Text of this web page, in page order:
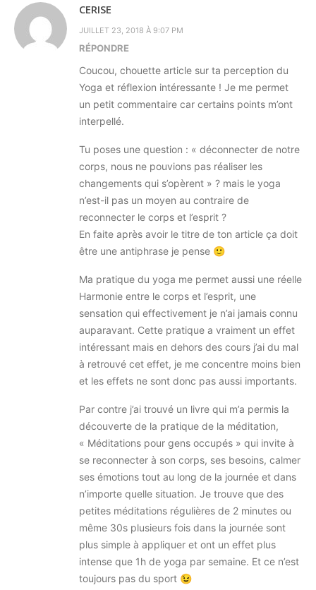
CERISE
JUILLET 23, 2018 À 9:07 PM
RÉPONDRE
Coucou, chouette article sur ta perception du
Yoga et réflexion intéressante ! Je me permet
un petit commentaire car certains points m’ont
interpellé.
Tu poses une question : « déconnecter de notre
corps, nous ne pouvions pas réaliser les
changements qui s’opèrent » ? mais le yoga
n’est-il pas un moyen au contraire de
reconnecter le corps et l’esprit ?
En faite après avoir le titre de ton article ça doit
être une antiphrase je pense 🙂
Ma pratique du yoga me permet aussi une réelle
Harmonie entre le corps et l’esprit, une
sensation qui effectivement je n’ai jamais connu
auparavant. Cette pratique a vraiment un effet
intéressant mais en dehors des cours j’ai du mal
à retrouvé cet effet, je me concentre moins bien
et les effets ne sont donc pas aussi importants.
Par contre j’ai trouvé un livre qui m’a permis la
découverte de la pratique de la méditation,
« Méditations pour gens occupés » qui invite à
se reconnecter à son corps, ses besoins, calmer
ses émotions tout au long de la journée et dans
n’importe quelle situation. Je trouve que des
petites méditations régulières de 2 minutes ou
même 30s plusieurs fois dans la journée sont
plus simple à appliquer et ont un effet plus
intense que 1h de yoga par semaine. Et ce n’est
toujours pas du sport 😉